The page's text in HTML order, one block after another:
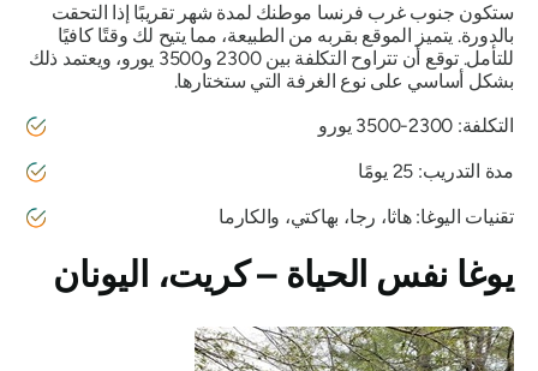
ستكون جنوب غرب فرنسا موطنك لمدة شهر تقريبًا إذا التحقت
بالدورة. يتميز الموقع بقربه من الطبيعة، مما يتيح لك وقتًا كافيًا
للتأمل. توقع أن تتراوح التكلفة بين 2300 و3500 يورو، ويعتمد ذلك
بشكل أساسي على نوع الغرفة التي ستختارها.
التكلفة: 2300-3500 يورو
مدة التدريب: 25 يومًا
تقنيات اليوغا: هاثا، رجا، بهاكتي، والكارما
يوغا نفس الحياة – كريت، اليونان